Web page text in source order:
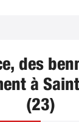
des
à
(23)